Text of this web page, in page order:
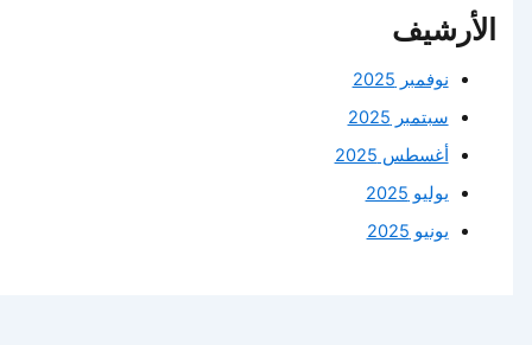
الأرشيف
نوفمبر 2025
سبتمبر 2025
أغسطس 2025
يوليو 2025
يونيو 2025